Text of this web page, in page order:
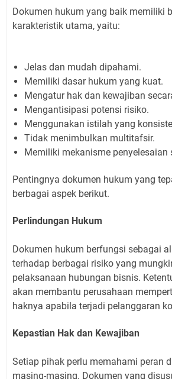
Dokumen hukum yang baik memiliki
karakteristik utama, yaitu:
Jelas dan mudah dipahami.
Memiliki dasar hukum yang kuat.
Mengatur hak dan kewajiban
Mengantisipasi potensi risiko.
Menggunakan istilah yang
Tidak menimbulkan multitafsir.
Memiliki mekanisme penyelesaian
Pentingnya dokumen hukum yang
berbagai aspek berikut.
Perlindungan Hukum
Dokumen hukum berfungsi sebagai
terhadap berbagai risiko yang
pelaksanaan hubungan bisnis.
akan membantu perusahaan
haknya apabila terjadi pelanggaran
Kepastian Hak dan Kewajiban
Setiap pihak perlu memahami peran
masing-masing. Dokumen yang